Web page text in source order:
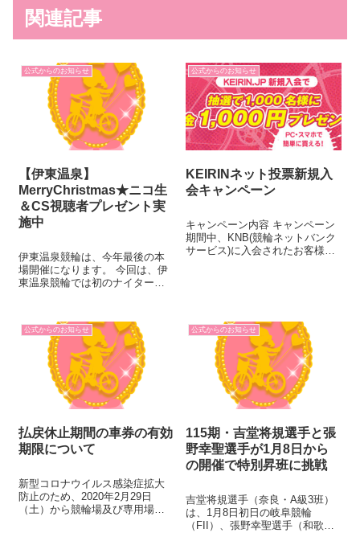
関連記事
公式からのお知らせ
【伊東温泉】
MerryChristmas★ニコ生
＆CS視聴者プレゼント実
施中
伊東温泉競輪は、今年最後の本
場開催になります。 今回は、伊
東温泉競輪では初のナイターニ
スということで、ＣＳ放送だけ
でなく ニコ生でも豪華景品が当
たる、多くのコンテンツを実
公式からのお知らせ
KEIRINネット投票新規入
会キャンペーン
キャンペーン内容 キャンペーン
期間中、KNB(競輪ネットバンク
サービス)に入会されたお客様の
公式からのお知らせ
払戻休止期間の車券の有効
期限について
新型コロナウイルス感染症拡大
防止のため、2020年2月29日
（土）から競輪場及び専用場外
公式からのお知らせ
115期・吉堂将規選手と張
野幸聖選手が1月8日から
の開催で特別昇班に挑戦
吉堂将規選手（奈良・A級3班）
は、1月8日初日の岐阜競輪
（FII）、張野幸聖選手（和歌